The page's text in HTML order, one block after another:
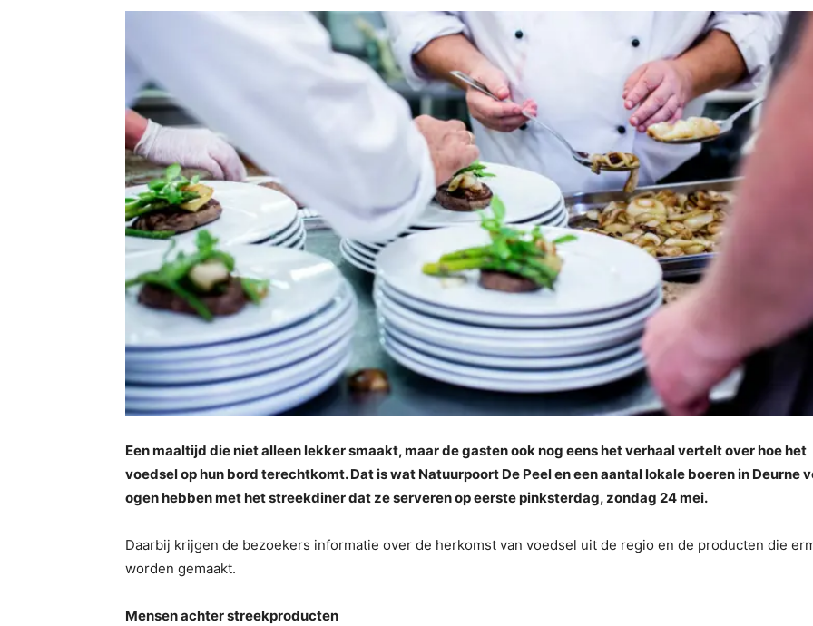
Een maaltijd die niet alleen lekker smaakt, maar de gasten ook nog eens het verhaal vertelt over hoe het
voedsel op hun bord terechtkomt. Dat is wat Natuurpoort De Peel en een aantal lokale boeren in Deurne
ogen hebben met het streekdiner dat ze serveren op eerste pinksterdag, zondag 24 mei.
Daarbij krijgen de bezoekers informatie over de herkomst van voedsel uit de regio en de producten die
worden gemaakt.
Mensen achter streekproducten